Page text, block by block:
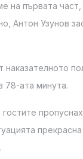
на първата част,
Антон Узунов
78-ата минута.